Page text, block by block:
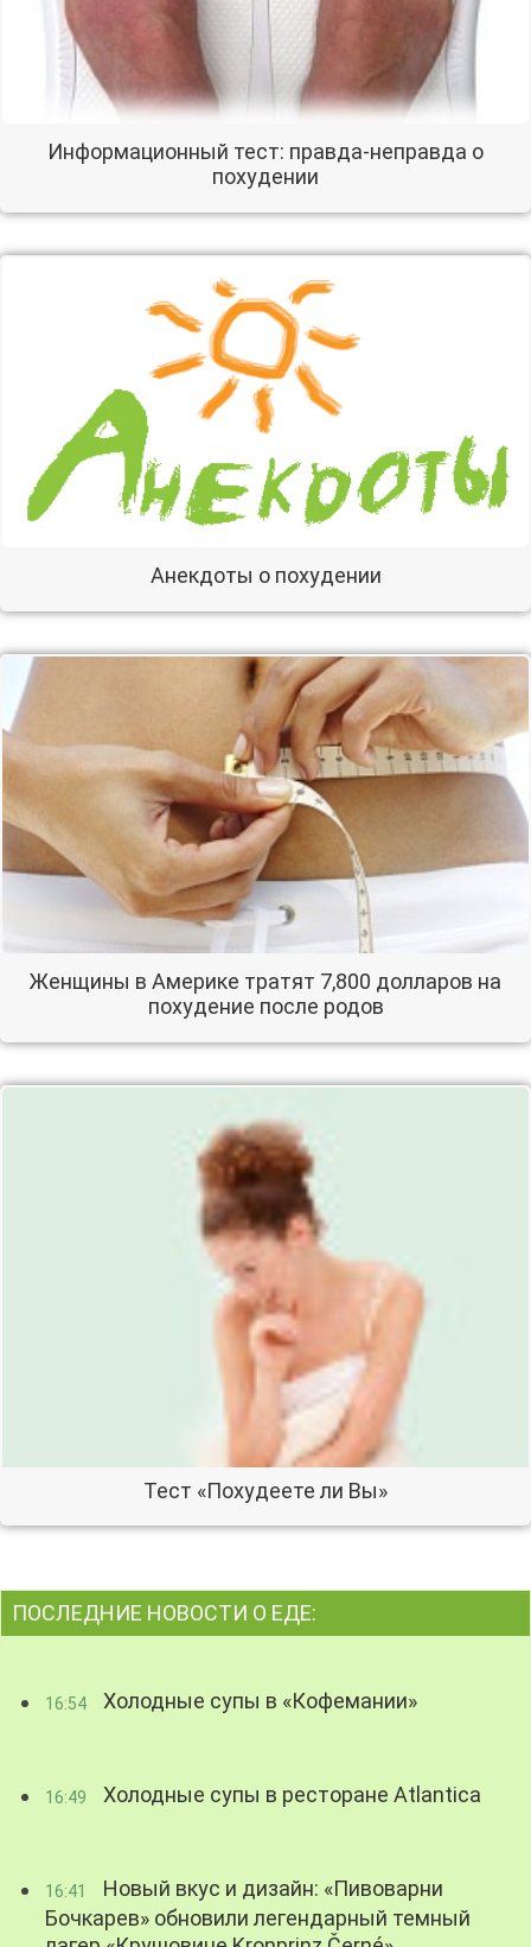
Информационный тест: правда-неправда о
похудении
Анекдоты о похудении
Женщины в Америке тратят 7,800 долларов на
похудение после родов
Тест «Похудеете ли Вы»
ПОСЛЕДНИЕ НОВОСТИ О ЕДЕ:
16:54 Холодные супы в «Кофемании»
16:49 Холодные супы в ресторане Atlantica
16:41
Новый вкус и дизайн: «Пивоварни
Бочкарев» обновили легендарный темный